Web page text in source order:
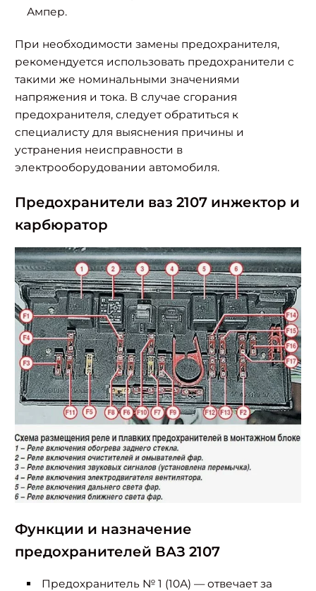
Ампер.
При необходимости замены предохранителя,
рекомендуется использовать предохранители с
такими же номинальными значениями
напряжения и тока. В случае сгорания
предохранителя, следует обратиться к
специалисту для выяснения причины и
устранения неисправности в
электрооборудовании автомобиля.
Предохранители ваз 2107 инжектор и
карбюратор
Функции и назначение
предохранителей ВАЗ 2107
Предохранитель № 1 (10А) — отвечает за